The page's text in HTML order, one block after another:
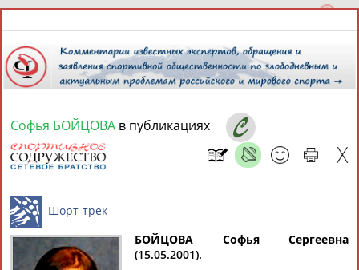
7 августа 2026 года,
СПОРТСМЕНЫ, ТРЕНЕРЫ И СПЕЦИАЛИСТЫ
Найдено: 13181персон Расширенный поиск
Софья БОЙЦОВА в публикациях
БОЙЦОВА Софья Сергеевна
(15.05.2001).